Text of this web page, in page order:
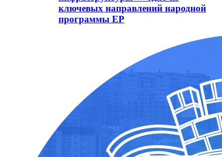
ключевых направлений народной
программы ЕР